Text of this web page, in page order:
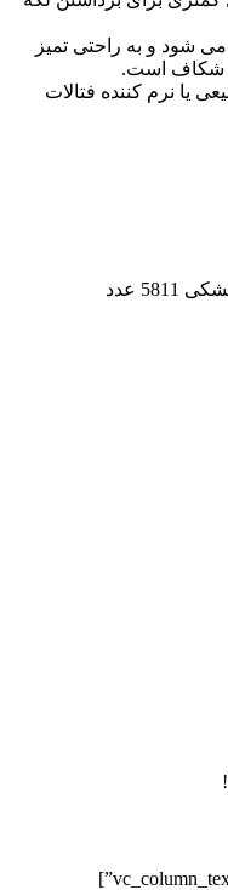
شود و به راحتی تمیز
شکاف است.
یا نرم کننده فتالات